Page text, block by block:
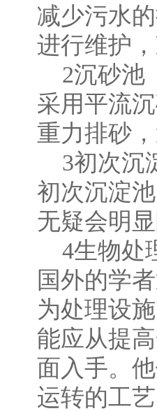
减少污水
进行维护
2沉砂池
采用平流
重力排砂
3初次沉
初次沉淀
无疑会明
4生物处
国外的学
为处理设
能应从提
面入手。
运转的工